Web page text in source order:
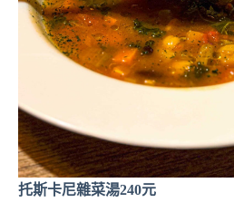
托斯卡尼雜菜湯240元